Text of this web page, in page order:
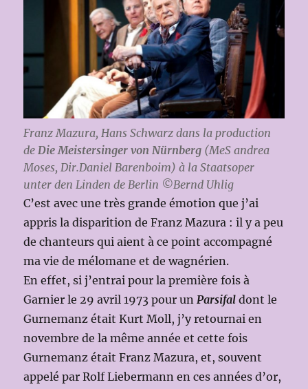
Franz Mazura, Hans Schwarz dans la production
de Die Meistersinger von Nürnberg (MeS andrea
Moses, Dir.Daniel Barenboim) à la Staatsoper
unter den Linden de Berlin ©Bernd Uhlig
C’est avec une très grande émotion que j’ai
appris la disparition de Franz Mazura : il y a peu
de chanteurs qui aient à ce point accompagné
ma vie de mélomane et de wagnérien.
En effet, si j’entrai pour la première fois à
Garnier le 29 avril 1973 pour un Parsifal dont le
Gurnemanz était Kurt Moll, j’y retournai en
novembre de la même année et cette fois
Gurnemanz était Franz Mazura, et, souvent
appelé par Rolf Liebermann en ces années d’or,